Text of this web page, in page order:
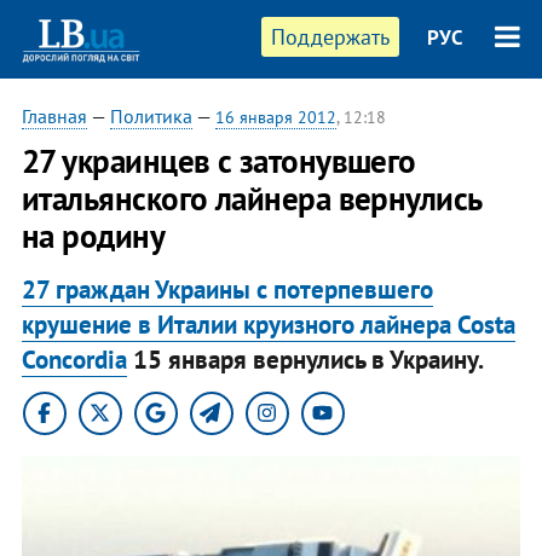
Поддержать РУС
Главная — Политика — 16 января 2012, 12:18
27 украинцев с затонувшего
итальянского лайнера вернулись
на родину
27 граждан Украины с потерпевшего
крушение в Италии круизного лайнера Costa
Concordia15 января вернулись в Украину.